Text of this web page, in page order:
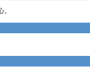
。